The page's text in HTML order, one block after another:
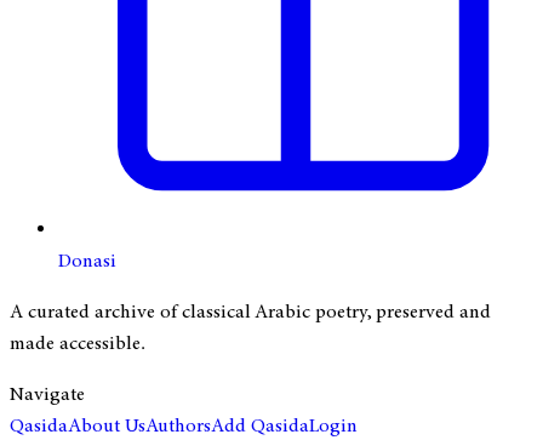
Donasi
A curated archive of classical Arabic poetry, preserved and
made accessible.
Navigate
QasidaAbout UsAuthorsAdd QasidaLogin